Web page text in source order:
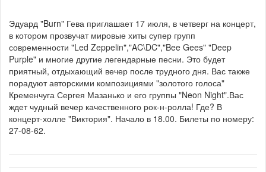
Эдуард "Burn" Гева приглашает 17 июля, в четверг на концерт,
в котором прозвучат мировые хиты супер групп
современности "Led Zeppelin","AC\DC","Bee Gees" "Deep
Purple" и многие другие легендарные песни. Это будет
приятный, отдыхающий вечер после трудного дня. Вас также
порадуют авторскими композициями "золотого голоса"
Кременчуга Сергея Мазанько и его группы "Neon Night".Вас
ждет чудный вечер качественного рок-н-ролла! Где? В
концерт-холле "Виктория". Начало в 18.00. Билеты по номеру:
27-08-62.